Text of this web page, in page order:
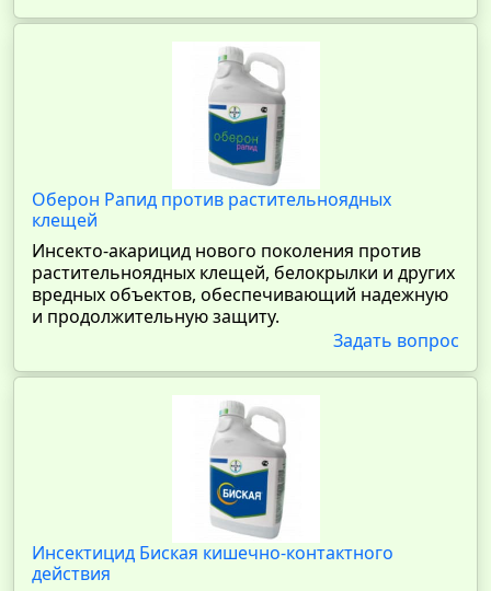
Оберон Рапид против растительноядных
клещей
Инсекто-акарицид нового поколения против
растительноядных клещей, белокрылки и других
вредных объектов, обеспечивающий надежную
и продолжительную защиту.
Задать вопрос
Инсектицид Биская кишечно-контактного
действия